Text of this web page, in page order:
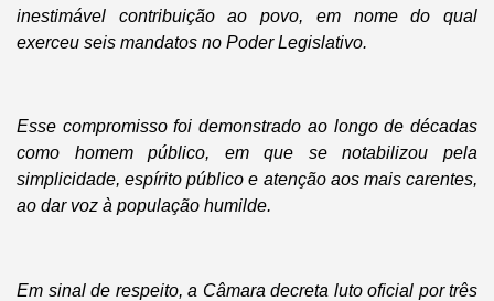
inestimável contribuição ao povo, em nome do qual
exerceu seis mandatos no Poder Legislativo.
Esse compromisso foi demonstrado ao longo de décadas
como homem público, em que se notabilizou pela
simplicidade, espírito público e atenção aos mais carentes,
ao dar voz à população humilde.
Em sinal de respeito, a Câmara decreta luto oficial por três